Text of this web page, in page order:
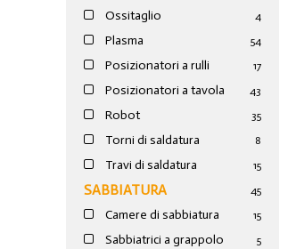
Ossitaglio 4
Plasma 54
Posizionatori a rulli 17
Posizionatori a tavola 43
Robot 35
Torni di saldatura 8
Travi di saldatura 15
SABBIATURA 45
Camere di sabbiatura 15
Sabbiatrici a grappolo 5